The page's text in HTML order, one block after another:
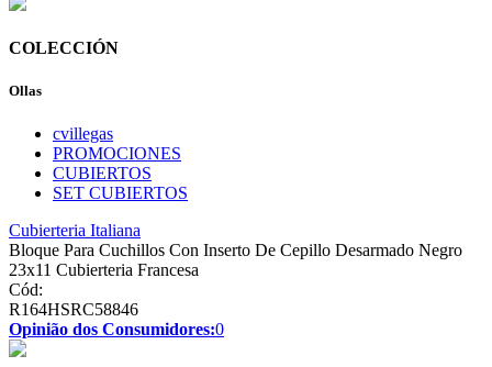
COLECCIÓN
Ollas
cvillegas
PROMOCIONES
CUBIERTOS
SET CUBIERTOS
Cubierteria Italiana
Bloque Para Cuchillos Con Inserto De Cepillo Desarmado Negro
23x11 Cubierteria Francesa
Cód:
R164HSRC58846
Opinião dos Consumidores:0